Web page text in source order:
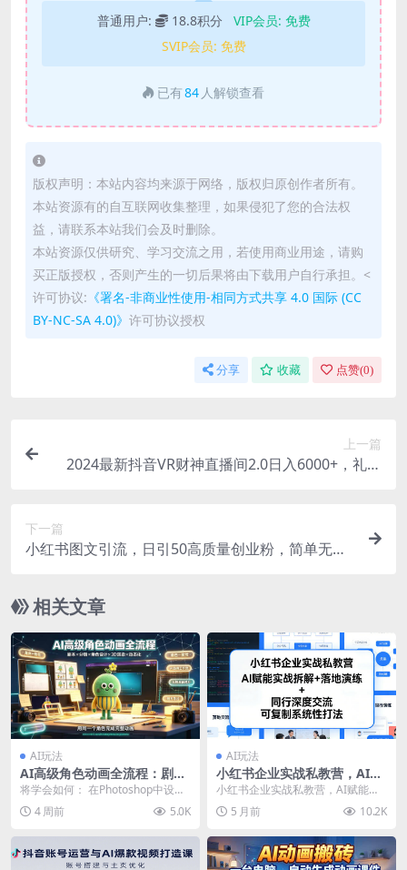
普通用户: 18.8积分 VIP会员: 免费
SVIP会员: 免费
已有84 人解锁查看
版权声明：本站内容均来源于网络，版权归原创作者所有。
本站资源有的自互联网收集整理，如果侵犯了您的合法权
益，请联系本站我们会及时删除。
本站资源仅供研究、学习交流之用，若使用商业用途，请购
买正版授权，否则产生的一切后果将由下载用户自行承担。<
许可协议: 《署名-非商业性使用-相同方式共享 4.0 国际 (CC
BY-NC-SA 4.0)》 许可协议授权
分享 收藏 点赞(0)
上一篇
2024最新抖音VR财神直播间2.0日入6000+，礼物
下一篇
小红书图文引流，日引50高质量创业粉，简单无
相关文章
AI玩法
AI高级角色动画全流程：剧本
×分镜×角色设计×3D渲染×动
态化，从概念到成片一站式教
学
将学会如何： 在Photoshop中设计
原创角色，并用AI进行精炼 使用Go
og...4 周前 5.0K
AI玩法
小红书企业实战私教营，AI赋
能实战拆解+落地演练+同行深
小红书企业实战私教营，AI赋能实
战拆解+落地演练+同行深度交流，
可复制系统性打法...
5 月前 10.2K